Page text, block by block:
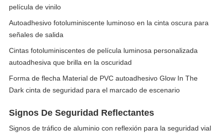
película de vinilo
Autoadhesivo fotoluminiscente luminoso en la cinta oscura para
señales de salida
Cintas fotoluminiscentes de película luminosa personalizada
autoadhesiva que brilla en la oscuridad
Forma de flecha Material de PVC autoadhesivo Glow In The
Dark cinta de seguridad para el marcado de escenario
Signos De Seguridad Reflectantes
Signos de tráfico de aluminio con reflexión para la seguridad vial